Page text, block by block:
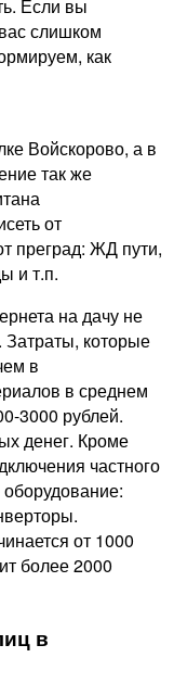
Если вы
слишком
как
Войскорово, а в
так же
от
преград: ЖД пути,
и т.п.
на дачу не
Затраты, которые
в
в среднем
3000 рублей.
денег. Кроме
частного
от 1000
более 2000
в